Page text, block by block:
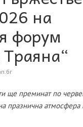
на
форум
Траяна“
ще преминат по
празнична